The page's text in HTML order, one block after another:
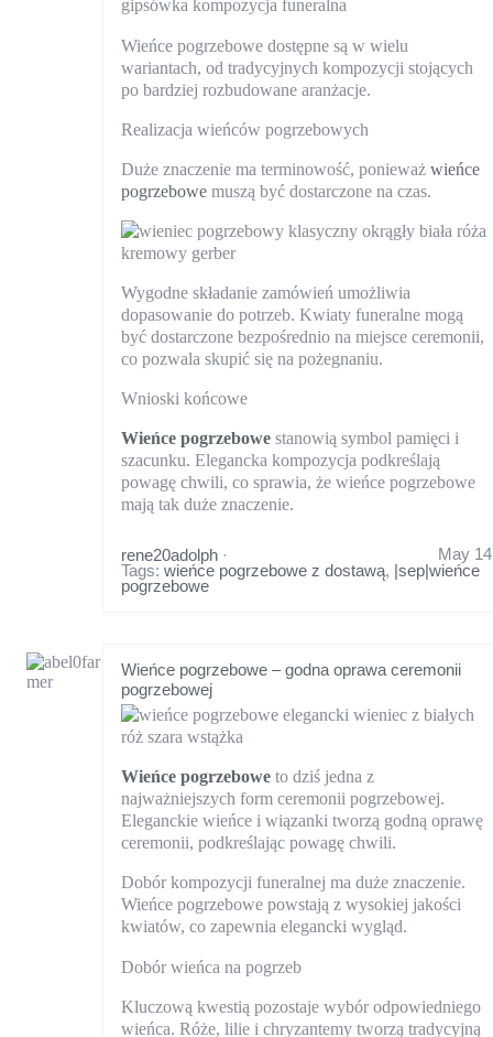
Wieńce pogrzebowe dostępne są w wielu
wariantach, od tradycyjnych kompozycji stojących
po bardziej rozbudowane aranżacje.
Realizacja wieńców pogrzebowych
Duże znaczenie ma terminowość, ponieważ wieńce
pogrzebowe muszą być dostarczone na czas.
Wygodne składanie zamówień umożliwia
dopasowanie do potrzeb. Kwiaty funeralne mogą
być dostarczone bezpośrednio na miejsce ceremonii,
co pozwala skupić się na pożegnaniu.
Wnioski końcowe
Wieńce pogrzebowe stanowią symbol pamięci i
szacunku. Elegancka kompozycja podkreślają
powagę chwili, co sprawia, że wieńce pogrzebowe
mają tak duże znaczenie.
rene20adolph May 14
·
Tags: wieńce pogrzebowe z dostawą, |sep|wieńce
pogrzebowe
Wieńce pogrzebowe – godna oprawa ceremonii
pogrzebowej
Wieńce pogrzebowe to dziś jedna z
najważniejszych form ceremonii pogrzebowej.
Eleganckie wieńce i wiązanki tworzą godną oprawę
ceremonii, podkreślając powagę chwili.
Dobór kompozycji funeralnej ma duże znaczenie.
Wieńce pogrzebowe powstają z wysokiej jakości
kwiatów, co zapewnia elegancki wygląd.
Dobór wieńca na pogrzeb
Kluczową kwestią pozostaje wybór odpowiedniego
wieńca. Róże, lilie i chryzantemy tworzą tradycyjną